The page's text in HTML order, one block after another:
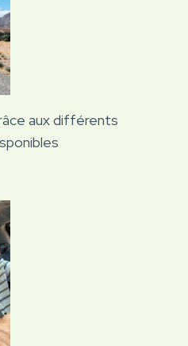
aux différents